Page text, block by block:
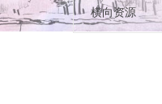
横向资源